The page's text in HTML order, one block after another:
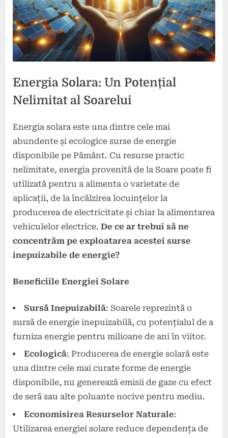
Energia Solara: Un Potențial
Nelimitat al Soarelui
Posted
on
4
martie
2024
By
comunicat
Energia solara este una dintre cele mai
abundente și ecologice surse de energie
disponibile pe Pământ. Cu resurse practic
nelimitate, energia provenită de la Soare poate fi
utilizată pentru a alimenta o varietate de
aplicații, de la încălzirea locuințelor la
producerea de electricitate și chiar la alimentarea
vehiculelor electrice. De ce ar trebui să ne
concentrăm pe exploatarea acestei surse
inepuizabile de energie?
Beneficiile Energiei Solare
Sursă Inepuizabilă: Soarele reprezintă o
sursă de energie inepuizabilă, cu potențialul de a
furniza energie pentru milioane de ani în viitor.
Ecologică: Producerea de energie solară este
una dintre cele mai curate forme de energie
disponibile, nu generează emisii de gaze cu efect
de seră sau alte poluante nocive pentru mediu.
Economisirea Resurselor Naturale:
Utilizarea energiei solare reduce dependența de